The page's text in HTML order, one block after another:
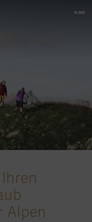
Alpen